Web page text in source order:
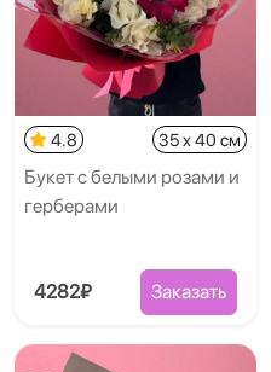
4.8 35 x 40 см
Букет с белыми розами и
герберами
4282₽ Заказать